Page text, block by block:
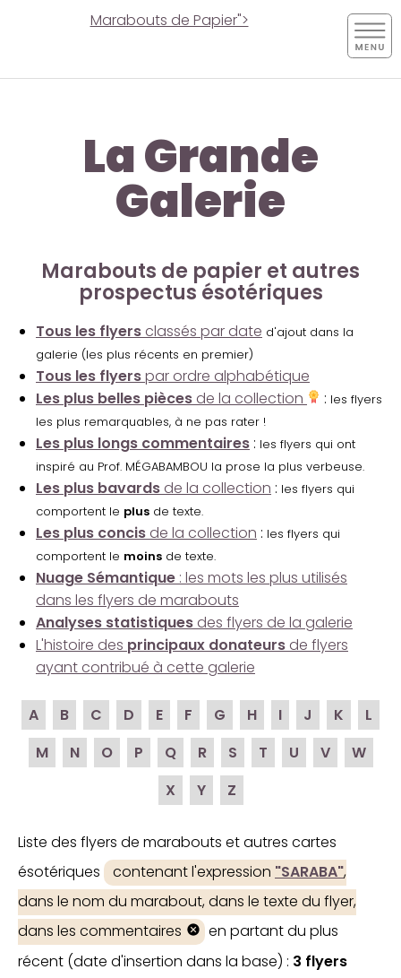
Marabouts de Papier">
La Grande
Galerie
Marabouts de papier et autres
prospectus ésotériques
Tous les flyers classés par date d'ajout dans la
galerie (les plus récents en premier)
Tous les flyerspar ordre alphabétique
Les plus belles pièces de la collection : les flyers
les plus remarquables, à ne pas rater !
Les plus longs commentaires : les flyers qui ont
inspiré au Prof. MÉGABAMBOU la prose la plus verbeuse.
Les plus bavards de la collection : les flyers qui
comportent le plus de texte.
Les plus concis de la collection : les flyers qui
comportent le moins de texte.
Nuage Sémantique : les mots les plus utilisés
dans les flyers de marabouts
Analyses statistiques des flyers de la galerie
L'histoire des principaux donateurs de flyers
ayant contribué à cette galerie
A B C D E F G H I J K
L
M
N O P Q R S T U V
W
X
Y Z
Liste des flyers de marabouts et autres cartes
ésotériques
contenant l'expression "SARABA",
dans le nom du marabout, dans le texte du flyer,
dans les commentaires
en partant du plus
récent (date d'insertion dans la base) : 3 flyers